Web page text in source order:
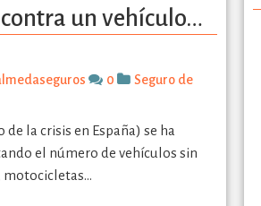
un vehículo…
0
Seguro de
de la crisis en España) se ha
el número de vehículos sin
motocicletas…